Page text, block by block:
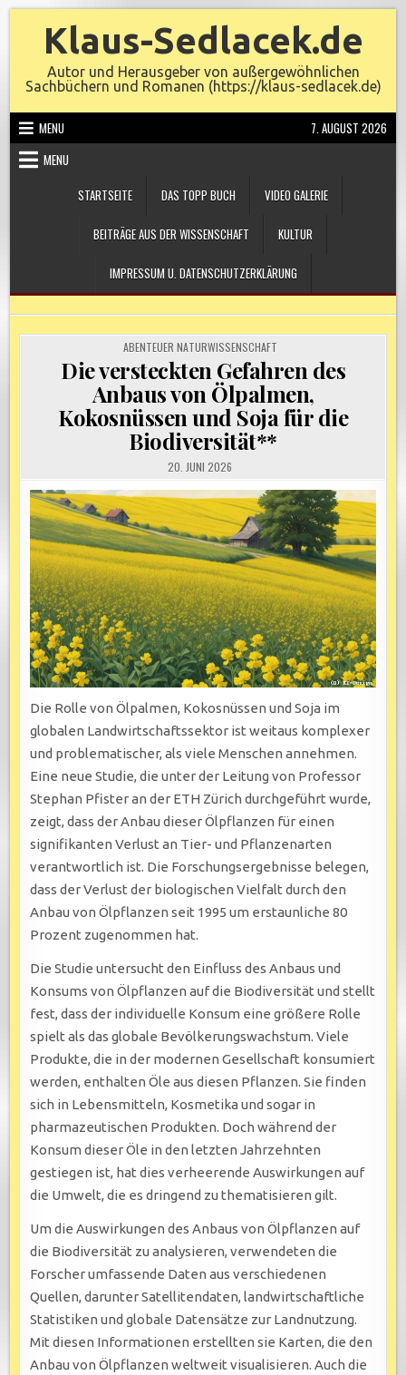
Klaus-Sedlacek.de
Autor und Herausgeber von außergewöhnlichen
Sachbüchern und Romanen (https://klaus-sedlacek.de)
MENU
7. AUGUST 2026
MENU
STARTSEITE
DAS TOPP BUCH VIDEO GALERIE
BEITRÄGE AUS DER WISSENSCHAFT KULTUR
IMPRESSUM U. DATENSCHUTZERKLÄRUNG
POSTED
IN
ABENTEUER NATURWISSENSCHAFT
Die versteckten Gefahren des
Anbaus von Ölpalmen,
Kokosnüssen und Soja für die
Biodiversität**
20. JUNI 2026
Die Rolle von Ölpalmen, Kokosnüssen und Soja im
globalen Landwirtschaftssektor ist weitaus komplexer
und problematischer, als viele Menschen annehmen.
Eine neue Studie, die unter der Leitung von Professor
Stephan Pfister an der ETH Zürich durchgeführt wurde,
zeigt, dass der Anbau dieser Ölpflanzen für einen
signifikanten Verlust an Tier- und Pflanzenarten
verantwortlich ist. Die Forschungsergebnisse belegen,
dass der Verlust der biologischen Vielfalt durch den
Anbau von Ölpflanzen seit 1995 um erstaunliche 80
Prozent zugenommen hat.
Die Studie untersucht den Einfluss des Anbaus und
Konsums von Ölpflanzen auf die Biodiversität und stellt
fest, dass der individuelle Konsum eine größere Rolle
spielt als das globale Bevölkerungswachstum. Viele
Produkte, die in der modernen Gesellschaft konsumiert
werden, enthalten Öle aus diesen Pflanzen. Sie finden
sich in Lebensmitteln, Kosmetika und sogar in
pharmazeutischen Produkten. Doch während der
Konsum dieser Öle in den letzten Jahrzehnten
gestiegen ist, hat dies verheerende Auswirkungen auf
die Umwelt, die es dringend zu thematisieren gilt.
Um die Auswirkungen des Anbaus von Ölpflanzen auf
die Biodiversität zu analysieren, verwendeten die
Forscher umfassende Daten aus verschiedenen
Quellen, darunter Satellitendaten, landwirtschaftliche
Statistiken und globale Datensätze zur Landnutzung.
Mit diesen Informationen erstellten sie Karten, die den
Anbau von Ölpflanzen weltweit visualisieren. Auch die